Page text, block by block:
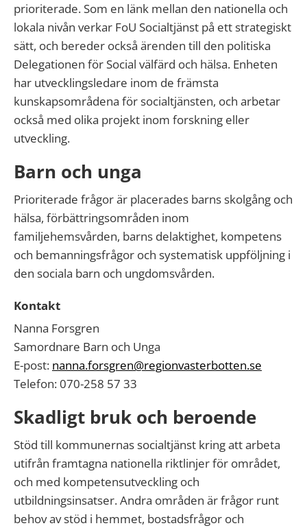
prioriterade. Som en länk mellan den nationella och
lokala nivån verkar FoU Socialtjänst på ett strategiskt
sätt, och bereder också ärenden till den politiska
Delegationen för Social välfärd och hälsa. Enheten
har utvecklingsledare inom de främsta
kunskapsområdena för socialtjänsten, och arbetar
också med olika projekt inom forskning eller
utveckling.
Barn och unga
Prioriterade frågor är placerades barns skolgång och
hälsa, förbättringsområden inom
familjehemsvården, barns delaktighet, kompetens
och bemanningsfrågor och systematisk uppföljning i
den sociala barn och ungdomsvården.
Kontakt
Nanna Forsgren
Samordnare Barn och Unga
E-post: nanna.forsgren@regionvasterbotten.se
Telefon: 070-258 57 33
Skadligt bruk och beroende
Stöd till kommunernas socialtjänst kring att arbeta
utifrån framtagna nationella riktlinjer för området,
och med kompetensutveckling och
utbildningsinsatser. Andra områden är frågor runt
behov av stöd i hemmet, bostadsfrågor och